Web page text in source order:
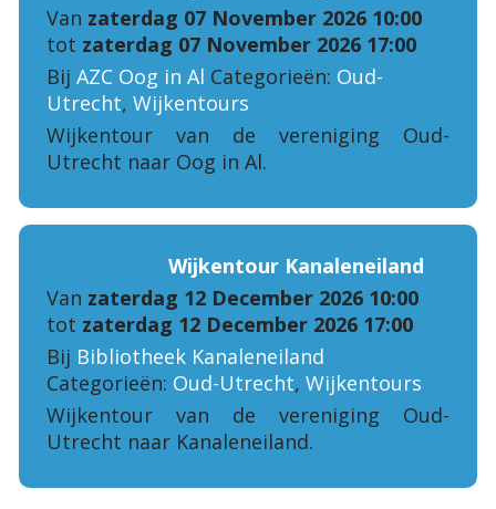
Van zaterdag 07 November 2026 10:00
tot zaterdag 07 November 2026 17:00
BijAZC Oog in Al Categorieën: Oud-
Utrecht,Wijkentours
Wijkentour van de vereniging Oud-
Utrecht naar Oog in Al.
Wijkentour Kanaleneiland
Van zaterdag 12 December 2026 10:00
tot zaterdag 12 December 2026 17:00
Bij Bibliotheek Kanaleneiland
Categorieën: Oud-Utrecht,Wijkentours
Wijkentour van de vereniging Oud-
Utrecht naar Kanaleneiland.